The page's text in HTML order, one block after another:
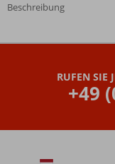
Beschreibung
ihrem
RUFEN SIE
+49